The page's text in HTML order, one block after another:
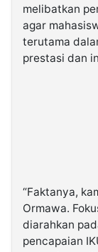
melibatkan
agar
terutama
prestasi dan
“Faktanya,
Ormawa.
diarahkan
pencapaian